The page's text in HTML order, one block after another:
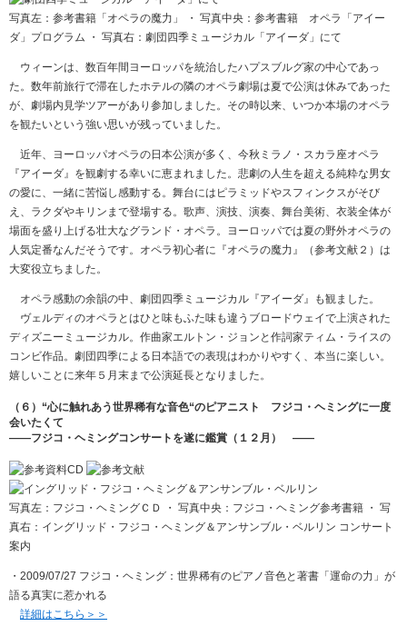
写真左：参考書籍「オペラの魔力」 ・ 写真中央：参考書籍 オペラ「アイー
ダ」プログラム ・ 写真右：劇団四季ミュージカル「アイーダ」にて
ウィーンは、数百年間ヨーロッパを統治したハプスブルグ家の中心であっ
た。数年前旅行で滞在したホテルの隣のオペラ劇場は夏で公演は休みであった
が、劇場内見学ツアーがあり参加しました。その時以来、いつか本場のオペラ
を観たいという強い思いが残っていました。
近年、ヨーロッパオペラの日本公演が多く、今秋ミラノ・スカラ座オペラ
『アイーダ』を観劇する幸いに恵まれました。悲劇の人生を超える純粋な男女
の愛に、一緒に苦悩し感動する。舞台にはピラミッドやスフィンクスがそび
え、ラクダやキリンまで登場する。歌声、演技、演奏、舞台美術、衣装全体が
場面を盛り上げる壮大なグランド・オペラ。ヨーロッパでは夏の野外オペラの
人気定番なんだそうです。オペラ初心者に『オペラの魔力』（参考文献２）は
大変役立ちました。
オペラ感動の余韻の中、劇団四季ミュージカル『アイーダ』も観ました。
ヴェルディのオペラとはひと味もふた味も違うブロードウェイで上演された
ディズニーミュージカル。作曲家エルトン・ジョンと作詞家ティム・ライスの
コンビ作品。劇団四季による日本語での表現はわかりやすく、本当に楽しい。
嬉しいことに来年５月末まで公演延長となりました。
（６）“心に触れあう世界稀有な音色“のピアニスト フジコ・ヘミングに一度
会いたくて
――フジコ・ヘミングコンサートを遂に鑑賞（１２月） ――
写真左：フジコ・ヘミングＣＤ ・ 写真中央：フジコ・ヘミング参考書籍 ・ 写
真右：イングリッド・フジコ・ヘミング＆アンサンブル・ベルリン コンサート
案内
・2009/07/27 フジコ・ヘミング：世界稀有のピアノ音色と著書「運命の力」が
語る真実に惹かれる
詳細はこちら＞＞